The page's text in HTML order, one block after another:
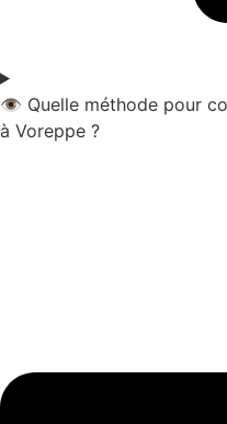
👁️ Quelle méthode pour
à Voreppe ?